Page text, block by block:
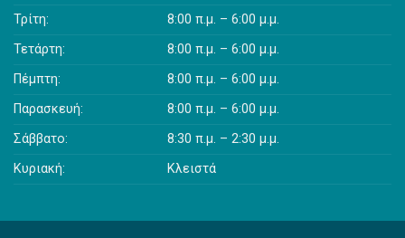
Τρίτη:
8:00 π.μ. – 6:00 μ.μ.
Τετάρτη:
8:00 π.μ. – 6:00 μ.μ.
Πέμπτη:
8:00 π.μ. – 6:00 μ.μ.
Παρασκευή:
8:00 π.μ. – 6:00 μ.μ.
Σάββατο:
8:30 π.μ. – 2:30 μ.μ.
Κυριακή:
Κλειστά